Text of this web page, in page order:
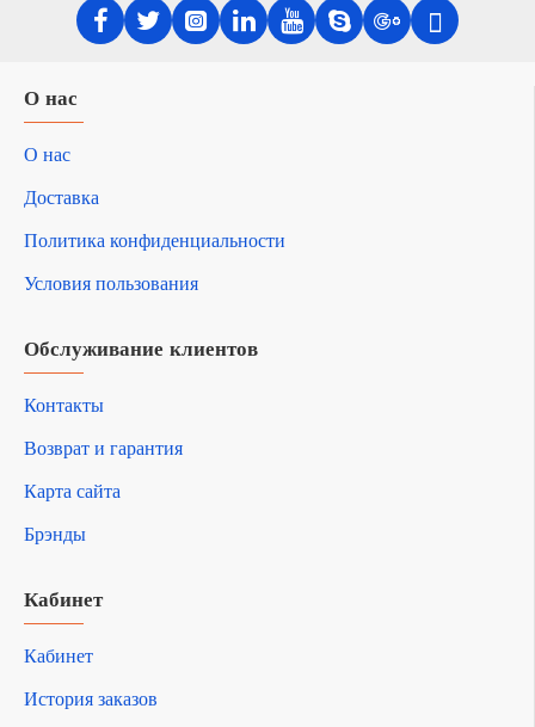
О нас
О нас
Доставка
Политика конфиденциальности
Условия пользования
Обслуживание клиентов
Контакты
Возврат и гарантия
Карта сайта
Брэнды
Кабинет
Кабинет
История заказов